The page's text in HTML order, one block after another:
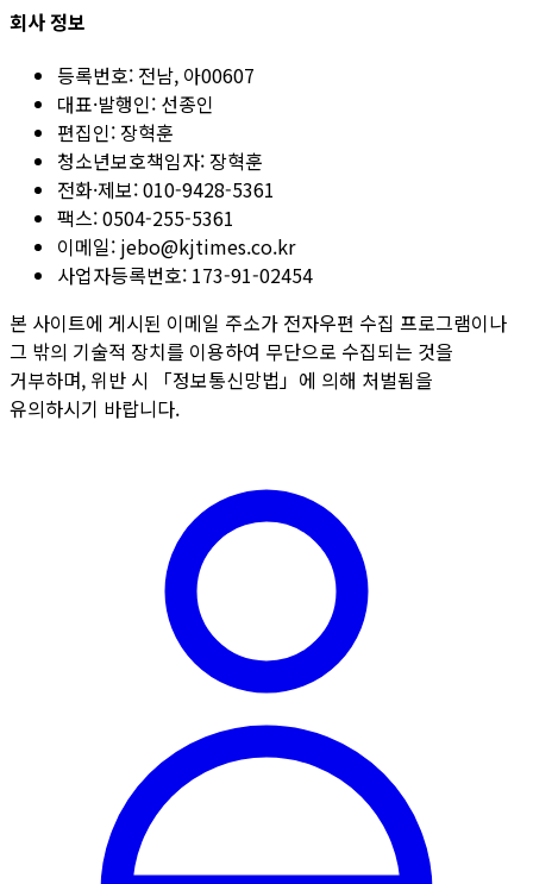
회사 정보
등록번호: 전남, 아00607
대표·발행인: 선종인
편집인: 장혁훈
청소년보호책임자: 장혁훈
전화·제보:010-9428-5361
팩스:0504-255-5361
이메일: jebo@kjtimes.co.kr
사업자등록번호: 173-91-02454
본 사이트에 게시된 이메일 주소가 전자우편 수집 프로그램이나
그 밖의 기술적 장치를 이용하여 무단으로 수집되는 것을
거부하며, 위반 시 「정보통신망법」에 의해 처벌됨을
유의하시기 바랍니다.